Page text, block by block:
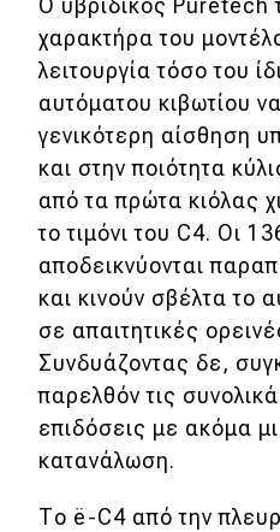
Ο υβριδικός Puretech
χαρακτήρα του
λειτουργία τόσο του
αυτόματου κιβωτίου
γενικότερη αίσθηση
και στην ποιότητα
από τα πρώτα κιόλας
το τιμόνι του C4. Οι
αποδεικνύονται
και κινούν σβέλτα το
σε απαιτητικές
Συνδυάζοντας δε,
παρελθόν τις
επιδόσεις με ακόμα
κατανάλωση.
Το ë-C4 από την